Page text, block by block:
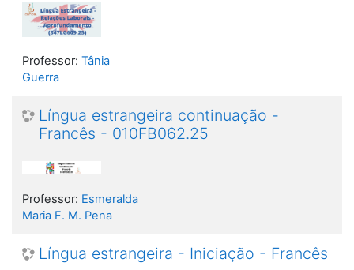
Professor: Tânia
Guerra
Língua estrangeira continuação -
Francês - 010FB062.25
Professor: Esmeralda
Maria F. M. Pena
Língua estrangeira - Iniciação - Francês